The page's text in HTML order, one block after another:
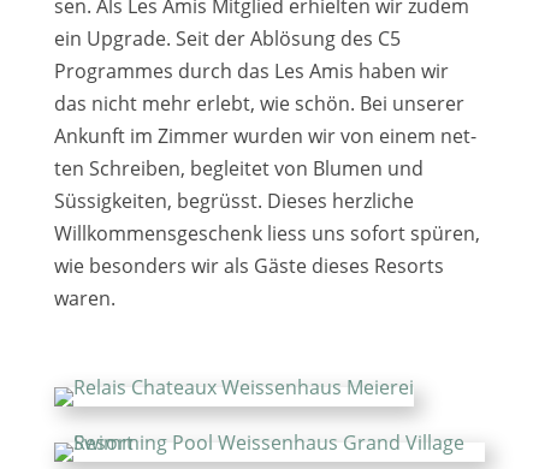
sen. Als Les Amis Mitglied erhiel­ten wir zudem
ein Upgrade. Seit der Ablösung des C5
Programmes durch das Les Amis haben wir
das nicht mehr erlebt, wie schön. Bei unse­rer
Ankunft im Zimmer wur­den wir von einem net­
ten Schreiben, beglei­tet von Blumen und
Süssigkeiten, begrüsst. Dieses herz­li­che
Willkommensgeschenk liess uns sofort spü­ren,
wie beson­ders wir als Gäste die­ses Resorts
waren.